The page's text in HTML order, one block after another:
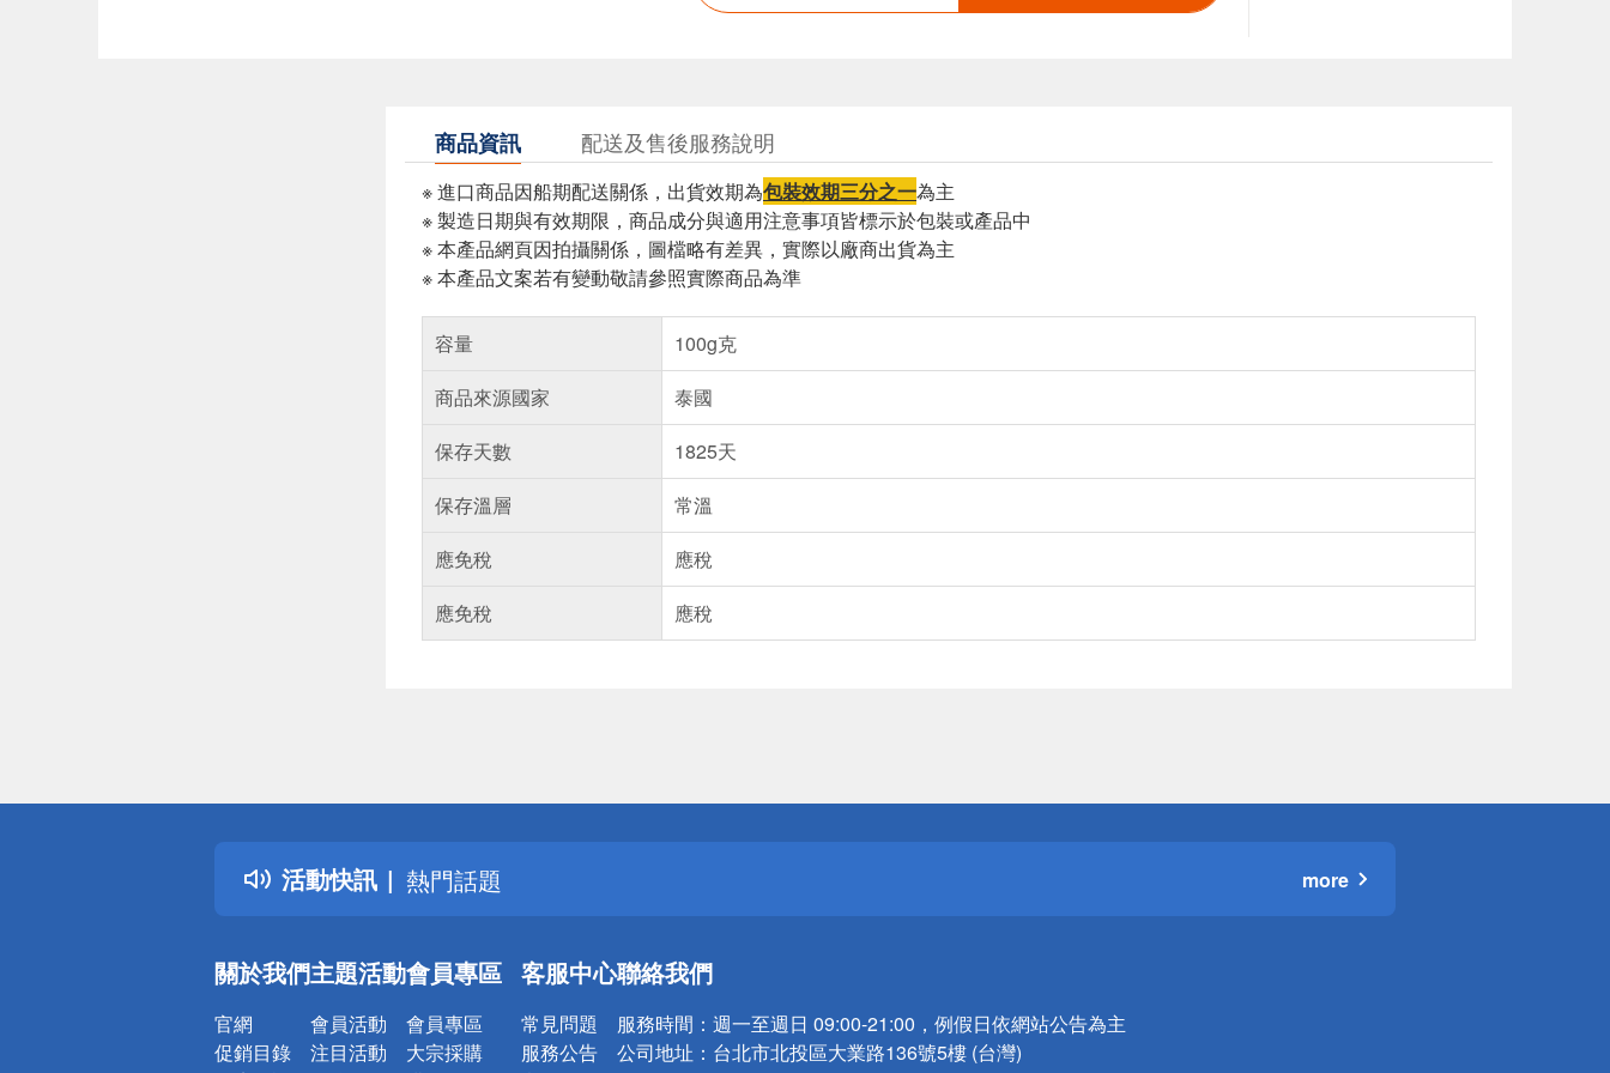
商品資訊 配送及售後服務說明
※ 進口商品因船期配送關係，出貨效期為包裝效期三分之一為主
※ 製造日期與有效期限，商品成分與適用注意事項皆標示於包裝或產品中
※ 本產品網頁因拍攝關係，圖檔略有差異，實際以廠商出貨為主
※ 本產品文案若有變動敬請參照實際商品為準
容量
100g克
商品來源國家
泰國
保存天數
1825天
保存溫層
常溫
應免稅
應稅
應免稅
應稅
活動快訊
詐騙網頁！請小心！
得獎公告
熱門話題
銀行優惠
詐騙網頁！請小心！
more
關於我們
官網
促銷目錄
主題活動
會員活動
注目活動
會員專區
會員專區
大宗採購
客服中心
常見問題
服務公告
聯絡我們
服務時間： 週一至週日 09:00-21:00，例假日依網站公告為主
公司地址： 台北市北投區大業路136號5樓 (台灣)